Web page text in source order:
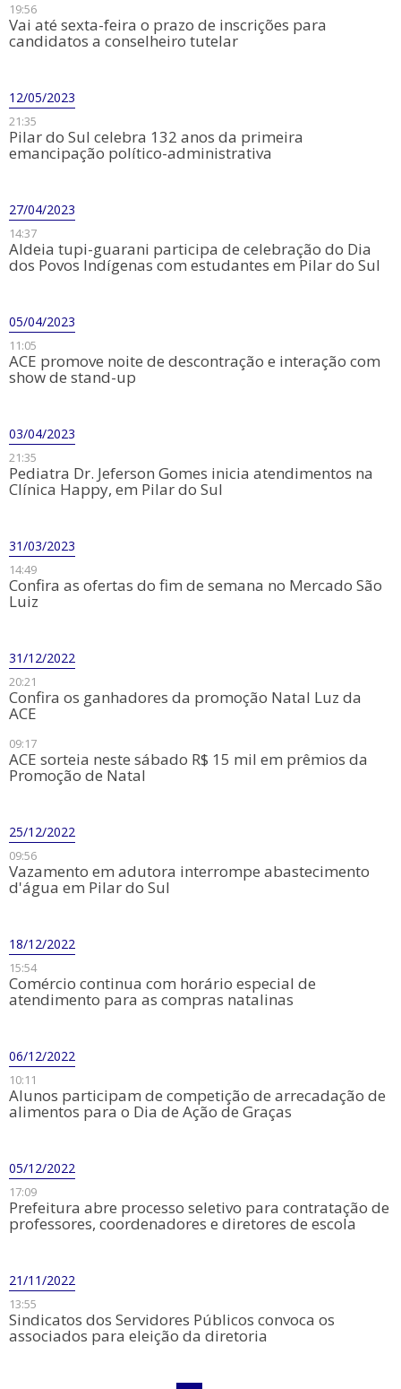
19:56
Vai até sexta-feira o prazo de inscrições para
candidatos a conselheiro tutelar
12/05/2023
21:35
Pilar do Sul celebra 132 anos da primeira
emancipação político-administrativa
27/04/2023
14:37
Aldeia tupi-guarani participa de celebração do Dia
dos Povos Indígenas com estudantes em Pilar do Sul
05/04/2023
11:05
ACE promove noite de descontração e interação com
show de stand-up
03/04/2023
21:35
Pediatra Dr. Jeferson Gomes inicia atendimentos na
Clínica Happy, em Pilar do Sul
31/03/2023
14:49
Confira as ofertas do fim de semana no Mercado São
Luiz
31/12/2022
20:21
Confira os ganhadores da promoção Natal Luz da
ACE
09:17
ACE sorteia neste sábado R$ 15 mil em prêmios da
Promoção de Natal
25/12/2022
09:56
​Vazamento em adutora interrompe abastecimento
d'água em Pilar do Sul
18/12/2022
15:54
Comércio continua com horário especial de
atendimento para as compras natalinas
06/12/2022
10:11
Alunos participam de competição de arrecadação de
alimentos para o Dia de Ação de Graças
05/12/2022
17:09
Prefeitura abre processo seletivo para contratação de
professores, coordenadores e diretores de escola
21/11/2022
13:55
Sindicatos dos Servidores Públicos convoca os
associados para eleição da diretoria